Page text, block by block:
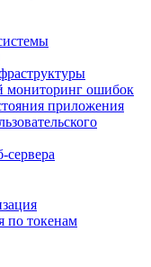
мониторинг ошибок
приложения
сервера
по токенам